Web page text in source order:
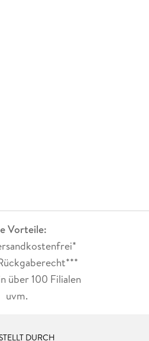
Vorteile:
über 100 Filialen
uvm.
DURCH